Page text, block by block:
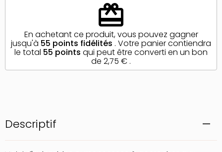
Descriptif
redeem
En achetant ce produit, vous pouvez gagner
jusqu'à 55 points fidélités . Votre panier contiendra
le total 55 points qui peut être converti en un bon
de 2,75 € .